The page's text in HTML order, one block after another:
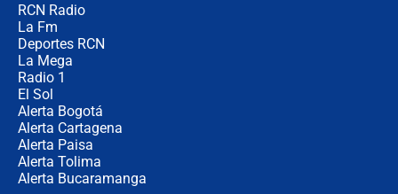
RCN Radio
La Fm
Deportes RCN
La Mega
Radio 1
El Sol
Alerta Bogotá
Alerta Cartagena
Alerta Paisa
Alerta Tolima
Alerta Bucaramanga